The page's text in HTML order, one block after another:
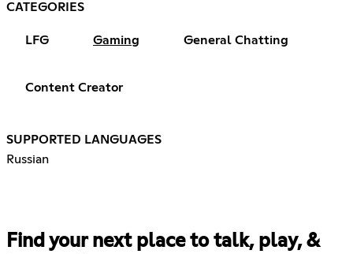
CATEGORIES
LFG Gaming General Chatting
Content Creator
SUPPORTED LANGUAGES
Russian
Find your next place to talk, play, &